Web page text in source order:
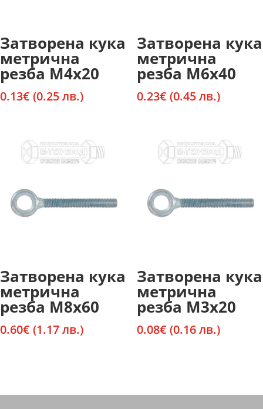
Затворена кука
метрична
резба М4х20
0.13€ (0.25 лв.)
Затворена кука
метрична
резба М6х40
0.23€ (0.45 лв.)
Затворена кука
метрична
резба М8х60
0.60€ (1.17 лв.)
Затворена кука
метрична
резба М3х20
0.08€ (0.16 лв.)